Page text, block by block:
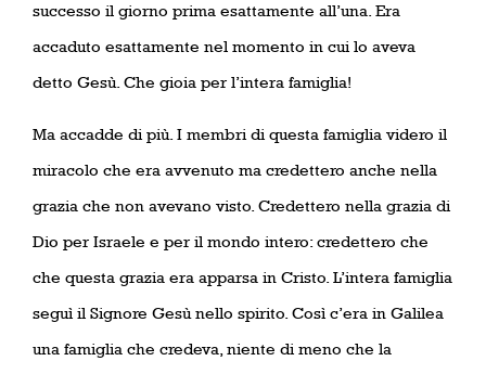
successo il giorno prima esattamente all’una. Era
accaduto esattamente nel momento in cui lo aveva
detto Gesù. Che gioia per l’intera famiglia!
Ma accadde di più. I membri di questa famiglia videro il
miracolo che era avvenuto ma credettero anche nella
grazia che non avevano visto. Credettero nella grazia di
Dio per Israele e per il mondo intero: credettero che
che questa grazia era apparsa in Cristo. L’intera famiglia
seguì il Signore Gesù nello spirito. Così c’era in Galilea
una famiglia che credeva, niente di meno che la